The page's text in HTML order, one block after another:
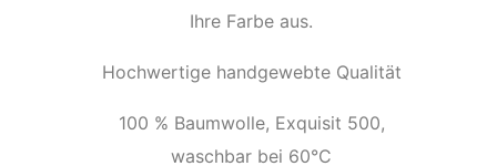
Ihre Farbe aus.
Hochwertige handgewebte Qualität
100 % Baumwolle, Exquisit 500,
waschbar bei 60°C